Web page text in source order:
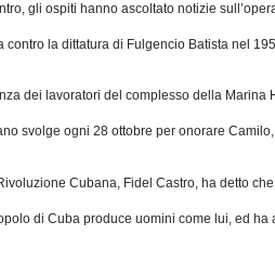
gli ospiti hanno ascoltato notizie
contro la dittatura di Fulgencio Batista nel
dei lavoratori del complesso della
svolge ogni 28 ottobre per onorare
Cubana, Fidel Castro, ha detto
di Cuba produce uomini come lui, ed ha